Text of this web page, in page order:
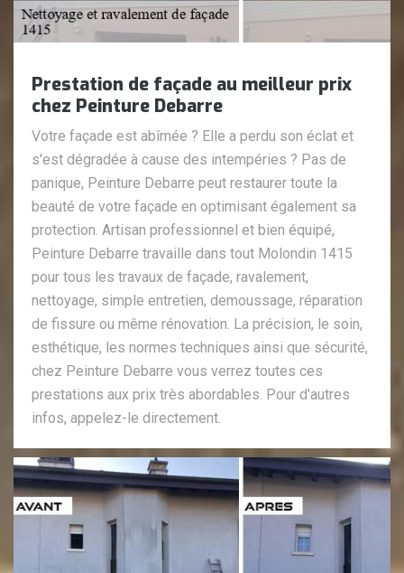
Prestation de façade au meilleur prix
chez Peinture Debarre
Votre façade est abîmée ? Elle a perdu son éclat et
s'est dégradée à cause des intempéries ? Pas de
panique, Peinture Debarre peut restaurer toute la
beauté de votre façade en optimisant également sa
protection. Artisan professionnel et bien équipé,
Peinture Debarre travaille dans tout Molondin 1415
pour tous les travaux de façade, ravalement,
nettoyage, simple entretien, demoussage, réparation
de fissure ou même rénovation. La précision, le soin,
esthétique, les normes techniques ainsi que sécurité,
chez Peinture Debarre vous verrez toutes ces
prestations aux prix très abordables. Pour d'autres
infos, appelez-le directement.